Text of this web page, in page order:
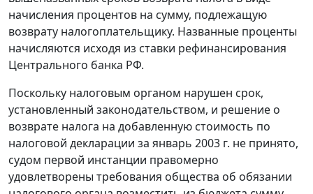
начисления процентов на сумму, подлежащую
возврату налогоплательщику. Названные проценты
начисляются исходя из ставки рефинансирования
Центрального банка РФ.
Поскольку налоговым органом нарушен срок,
установленный законодательством, и решение о
возврате налога на добавленную стоимость по
налоговой декларации за январь 2003 г. не принято,
судом первой инстанции правомерно
удовлетворены требования общества об обязании